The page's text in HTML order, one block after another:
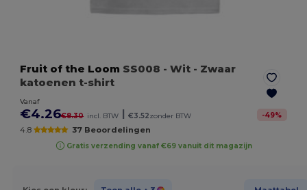
Fruit of the Loom SS008 - Wit - Zwaar
katoenen t-shirt
Vanaf
€4.26€8.30 incl. BTW | €3.52zonder BTW -49%
4.8 37 Beoordelingen
Gratis verzending vanaf €69 vanuit dit magazijn